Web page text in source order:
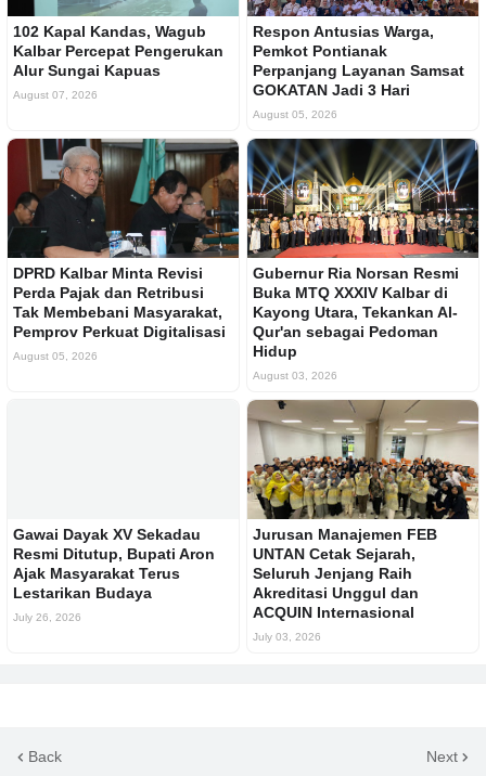
102 Kapal Kandas, Wagub
Kalbar Percepat Pengerukan
Alur Sungai Kapuas
August 07, 2026
Respon Antusias Warga,
Pemkot Pontianak
Perpanjang Layanan Samsat
GOKATAN Jadi 3 Hari
August 05, 2026
DPRD Kalbar Minta Revisi
Perda Pajak dan Retribusi
Tak Membebani Masyarakat,
Pemprov Perkuat Digitalisasi
August 05, 2026
Gubernur Ria Norsan Resmi
Buka MTQ XXXIV Kalbar di
Kayong Utara, Tekankan Al-
Qur'an sebagai Pedoman
Hidup
August 03, 2026
Gawai Dayak XV Sekadau
Resmi Ditutup, Bupati Aron
Ajak Masyarakat Terus
Lestarikan Budaya
July 26, 2026
Jurusan Manajemen FEB
UNTAN Cetak Sejarah,
Seluruh Jenjang Raih
Akreditasi Unggul dan
ACQUIN Internasional
July 03, 2026
Back Next